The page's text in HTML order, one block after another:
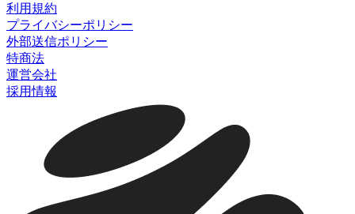
利用規約
プライバシーポリシー
外部送信ポリシー
特商法
運営会社
採用情報